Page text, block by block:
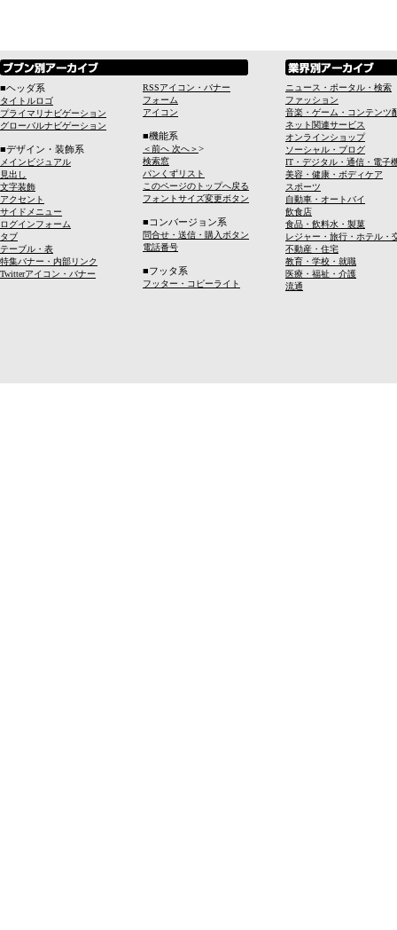
■ヘッダ系
タイトルロゴ
プライマリナビゲーション
グローバルナビゲーション
■デザイン・装飾系
メインビジュアル
見出し
文字装飾
アクセント
サイドメニュー
ログインフォーム
タブ
テーブル・表
特集バナー・内部リンク
Twitterアイコン・バナー
RSSアイコン・バナー
フォーム
アイコン
■機能系
＜前へ 次へ＞>
検索窓
パンくずリスト
このページのトップへ戻る
フォントサイズ変更ボタン
■コンバージョン系
問合せ・送信・購入ボタン
電話番号
■フッタ系
フッター・コピーライト
ニュース・ポータル・検索
ファッション
音楽・ゲーム・コンテンツ
ネット関連サービス
オンラインショップ
ソーシャル・ブログ
IT・デジタル・通信・電子
美容・健康・ボディケア
スポーツ
自動車・オートバイ
飲食店
食品・飲料水・製菓
レジャー・旅行・ホテル・
不動産・住宅
教育・学校・就職
医療・福祉・介護
流通